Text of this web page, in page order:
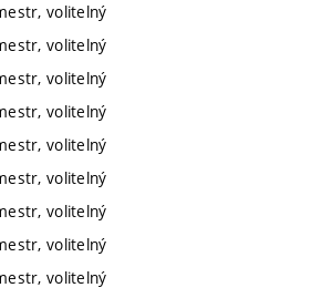
volitelný
volitelný
volitelný
volitelný
volitelný
volitelný
volitelný
volitelný
volitelný